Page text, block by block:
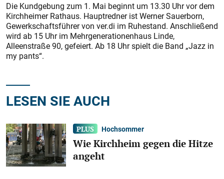
Die Kundgebung zum 1. Mai beginnt um 13.30 Uhr vor dem
Kirchheimer Rathaus. Hauptredner ist Werner Sauerborn,
Gewerkschaftsführer von ver.di im Ruhestand. Anschließend
wird ab 15 Uhr im Mehrgenerationenhaus Linde,
Alleenstraße 90, gefeiert. Ab 18 Uhr spielt die Band „Jazz in
my pants“.
LESEN SIE AUCH
Hochsommer
Wie Kirchheim gegen die Hitze
angeht